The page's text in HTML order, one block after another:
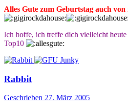
Alles Gute zum Geburtstag auch
Ich hoffe, ich treffe dich vielleicht
Top10
Rabbit
Geschrieben 27. März 2005